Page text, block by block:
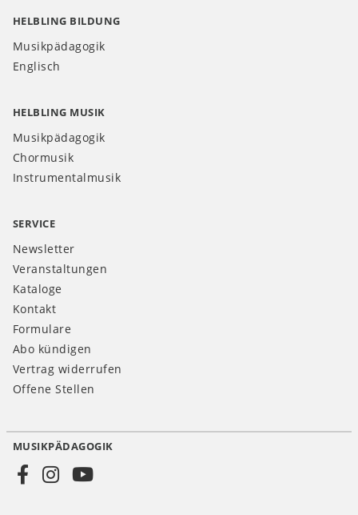
HELBLING BILDUNG
Musikpädagogik
Englisch
HELBLING MUSIK
Musikpädagogik
Chormusik
Instrumentalmusik
SERVICE
Newsletter
Veranstaltungen
Kataloge
Kontakt
Formulare
Abo kündigen
Vertrag widerrufen
Offene Stellen
Social
MUSIKPÄDAGOGIK